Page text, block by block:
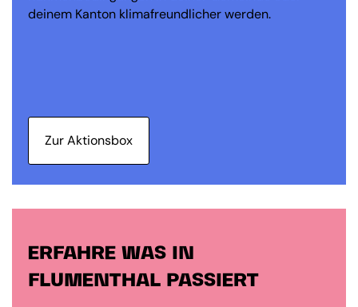
deinem Kanton klimafreundlicher werden.
Zur Aktionsbox
ERFAHRE WAS IN
FLUMENTHAL PASSIERT